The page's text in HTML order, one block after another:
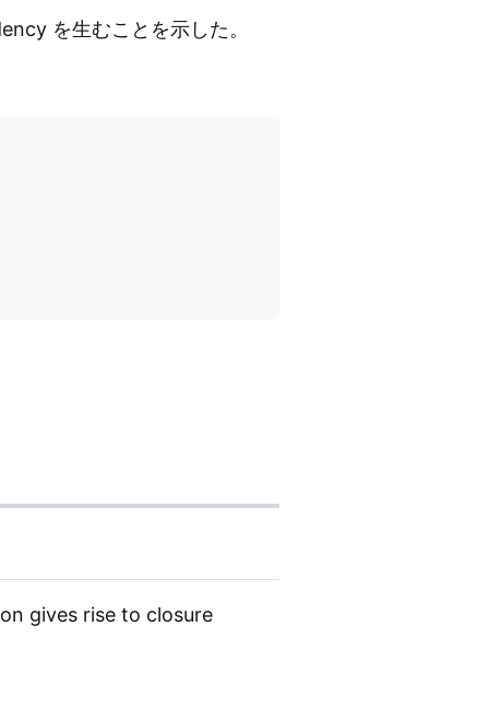
を生むことを示した。
gives rise to closure